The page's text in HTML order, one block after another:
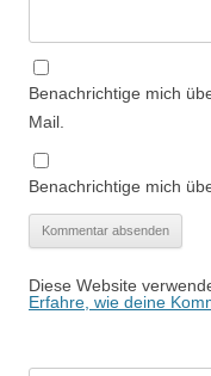
Benachrichtige mich
Mail.
Benachrichtige mich
Diese Website
Erfahre, wie deine